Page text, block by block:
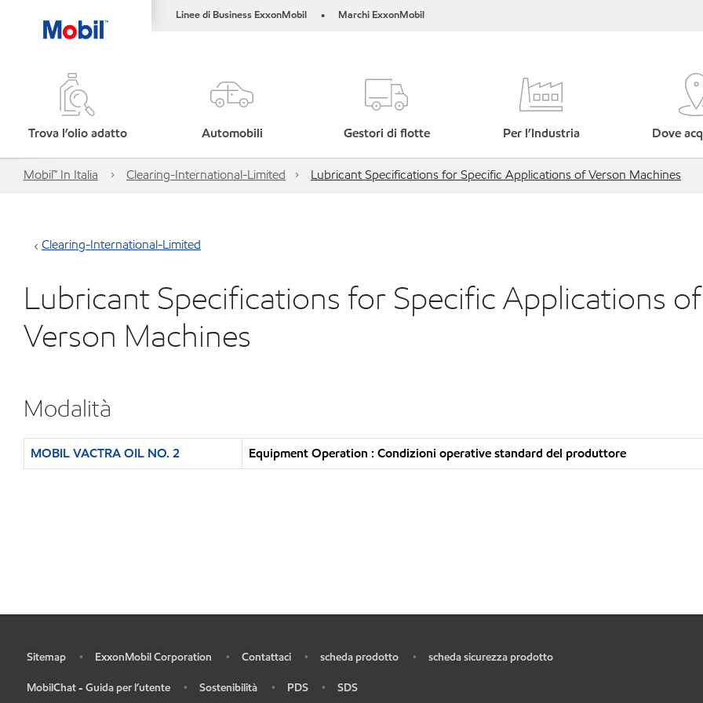
Linee di Business ExxonMobil • Marchi ExxonMobil
Trova l’olio adatto Automobili Gestori di flotte Per l’Industria Dove
Mobil™ In Italia Clearing-International-Limited Lubricant Specifications for Specific Applications of Verson Machines
Clearing-International-Limited
Lubricant Specifications for Specific Applications of
Verson Machines
Modalità
MOBIL VACTRA OIL NO. 2 Equipment Operation : Condizioni operative standard del produttore
Sitemap • ExxonMobil Corporation • Contattaci • scheda prodotto • scheda sicurezza prodotto
MobilChat - Guida per l’utente • Sostenibilità • PDS • SDS